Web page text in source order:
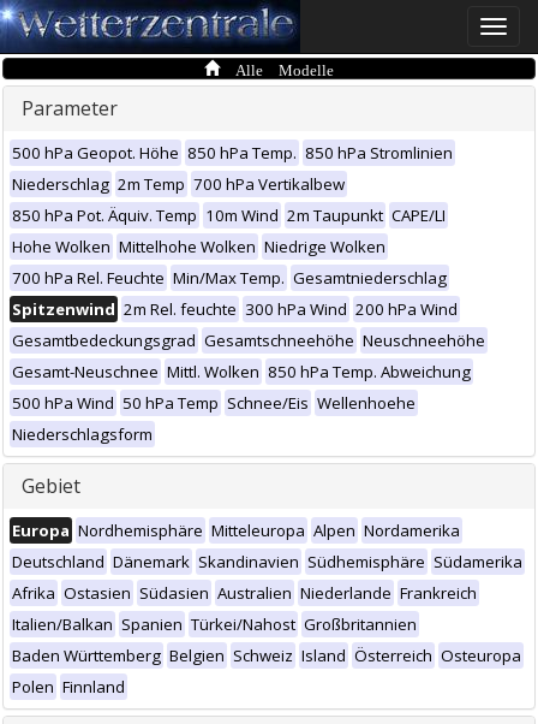
Toggle
Alle Modelle
Parameter
500 hPa Geopot. Höhe 850 hPa Temp. 850 hPa Stromlinien
Niederschlag 2m Temp 700 hPa Vertikalbew
850 hPa Pot. Äquiv. Temp 10m Wind 2m Taupunkt CAPE/LI
Hohe Wolken Mittelhohe Wolken Niedrige Wolken
700 hPa Rel. Feuchte Min/Max Temp. Gesamtniederschlag
Spitzenwind 2m Rel. feuchte 300 hPa Wind 200 hPa Wind
Gesamtbedeckungsgrad Gesamtschneehöhe Neuschneehöhe
Gesamt-Neuschnee Mittl. Wolken 850 hPa Temp. Abweichung
500 hPa Wind 50 hPa Temp Schnee/Eis Wellenhoehe
Niederschlagsform
Gebiet
Europa Nordhemisphäre Mitteleuropa Alpen Nordamerika
Deutschland Dänemark Skandinavien Südhemisphäre Südamerika
Afrika Ostasien Südasien Australien Niederlande Frankreich
Italien/Balkan Spanien Türkei/Nahost Großbritannien
Baden Württemberg Belgien Schweiz Island Österreich Osteuropa
Polen Finnland